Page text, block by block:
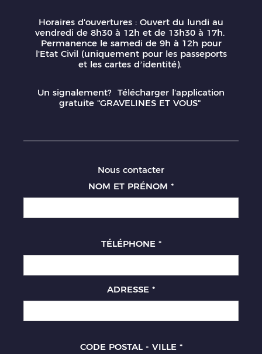
Horaires d'ouvertures : Ouvert du lundi au
vendredi de 8h30 à 12h et de 13h30 à 17h.
Permanence le samedi de 9h à 12h pour
l'Etat Civil (uniquement pour les passeports
et les cartes d’identité).
Un signalement? Télécharger l'application
gratuite "GRAVELINES ET VOUS"
Nous contacter
NOM ET PRÉNOM *
TÉLÉPHONE *
ADRESSE *
CODE POSTAL - VILLE *